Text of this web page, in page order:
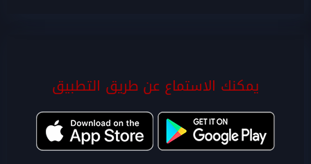
يمكنك الاستماع عن طريق التطبيق